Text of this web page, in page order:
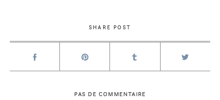
SHARE POST
PAS DE COMMENTAIRE